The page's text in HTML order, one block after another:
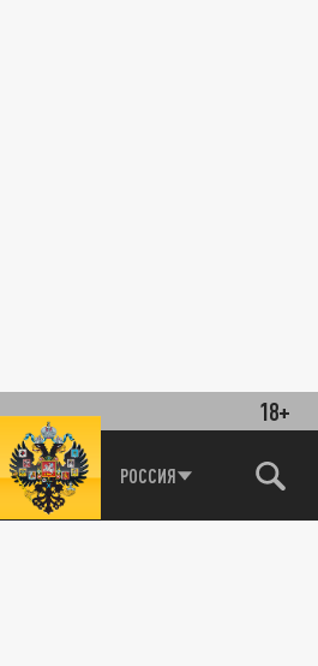
18+
РОССИЯ